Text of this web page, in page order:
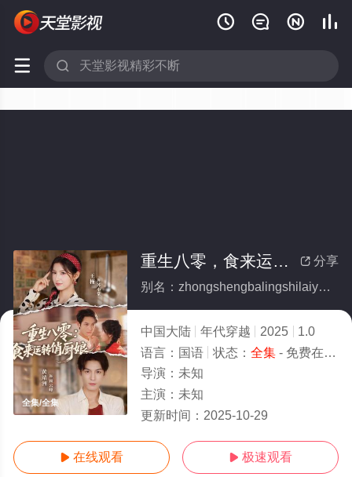
   
 
全集/全集
 分享
重生八零，食来运转俏厨娘(全集)
别名：zhongshengbalingshilaiyunzhuanqiaochuniang
中国大陆 年代穿越 2025
1.0
语言： 国语 状态： 全集- 免费在线观看
导演： 未知
主演： 未知
更新时间： 2025-10-29
 在线观看  极速观看